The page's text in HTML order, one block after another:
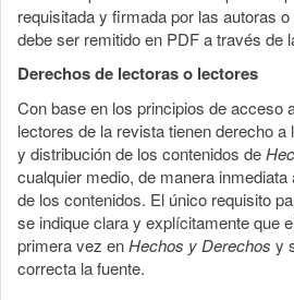
requisitada y firmada por las autoras
debe ser remitido en PDF a través de
Derechos de lectoras o lectores
Con base en los principios de acceso
lectores de la revista tienen derecho
y distribución de los contenidos de
cualquier medio, de manera
de los contenidos. El único requisito
se indique clara y explícitamente que
primera vez enHechos y Derechos y
correcta la fuente.